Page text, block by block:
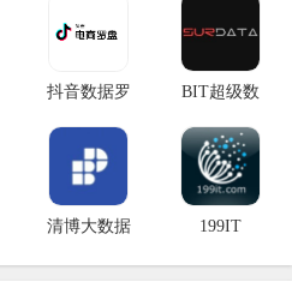
抖音数据罗 BIT超级数
清博大数据 199IT